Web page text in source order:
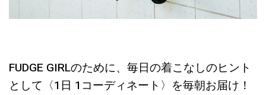
FUDGE GIRLのために、毎日の着こなしのヒント
として〈1日 1コーディネート〉を毎朝お届け！